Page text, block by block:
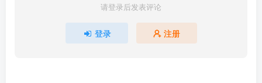
请登录后发表评论
登录 注册